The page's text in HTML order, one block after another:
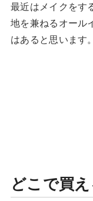
最近はメイクをす
地を兼ねるオール
はあると思います。
どこで買え